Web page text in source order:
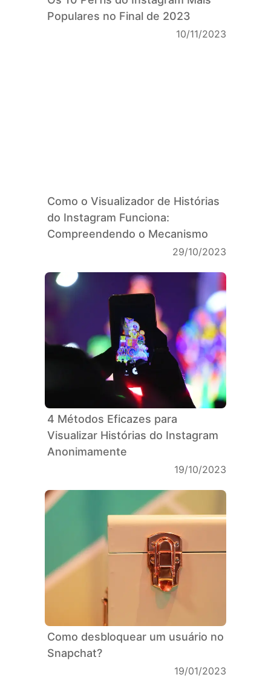
Populares no Final de 2023
10/11/2023
Como o Visualizador de Histórias
do Instagram Funciona:
Compreendendo o Mecanismo
29/10/2023
4 Métodos Eficazes para
Visualizar Histórias do Instagram
Anonimamente
19/10/2023
Como desbloquear um usuário no
Snapchat?
19/01/2023